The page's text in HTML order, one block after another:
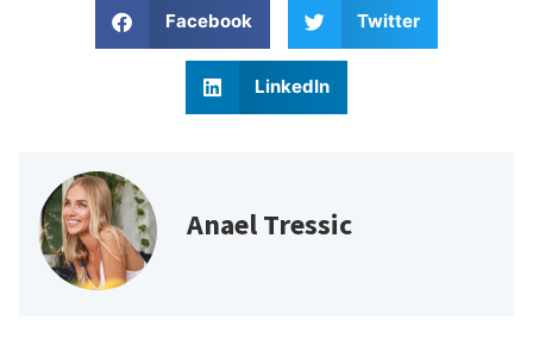
Facebook Twitter
LinkedIn
Anael Tressic